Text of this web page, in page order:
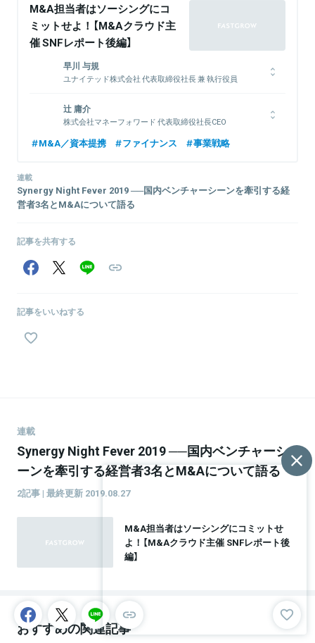
M&A担当者はソーシングにコ
ミットせよ！【M&Aクラウド主
催 SNFレポート後編】
早川 与規
ユナイテッド株式会社 代表取締役社長 兼 執行役員
業職）。1998年、米国シラキュース大学経営大学院に私費留学。
1999年、株式会社サイバーエージェント常務取締役。2000年、同
社取締役副社長兼COOを務める。2004年にモバイルサービスを展
開する株式会社インタースパイアを設立、代表取締役社長CEOに就
イア代表取締役社長CEOに就任。2012年12月モーションビート株
式会社（現ユナイテッド株式会社）と合併、ユナイテッド株式会社代
表取締役会長CEOを経て、2020年6月より代表取締役社長 兼 執行
関連情報をみる
辻 庸介
株式会社マネーフォワード 代表取締役社長CEO
京都大学農学部を卒業後、ペンシルバニア大学ウォートン校MBA修
了。ソニー株式会社、マネックス証券株式会社を経て、2012年に株
ー・ジャパン・プラットフォーム エグゼクティブ・コミッティー、
経済同友会 第1期ノミネートメンバー。
関連情報をみる
M&A／資本提携 ファイナンス 事業戦略
連載
Synergy Night Fever 2019 ──国内ベンチャーシーンを牽引する経
営者3名とM&Aについて語る
記事を共有する
記事をいいねする
連載
Synergy Night Fever 2019 ──国内ベンチャーシ
ーンを牽引する経営者3名とM&Aについて語る
2記事 | 最終更新 2019.08.27
M&A担当者はソーシングにコミットせ
よ！【M&Aクラウド主催 SNFレポート後
編】
おすすめの関連記事